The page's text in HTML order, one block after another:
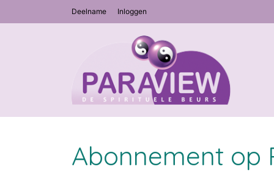
Deelname Inloggen
Abonnement op